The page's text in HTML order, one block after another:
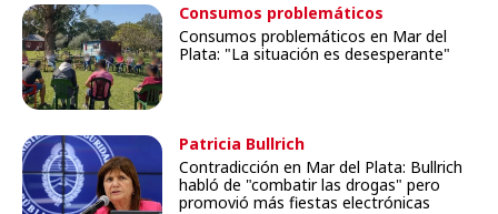
Consumos problemáticos
Consumos problemáticos en Mar del
Plata: "La situación es desesperante"
Patricia Bullrich
Contradicción en Mar del Plata: Bullrich
habló de "combatir las drogas" pero
promovió más fiestas electrónicas